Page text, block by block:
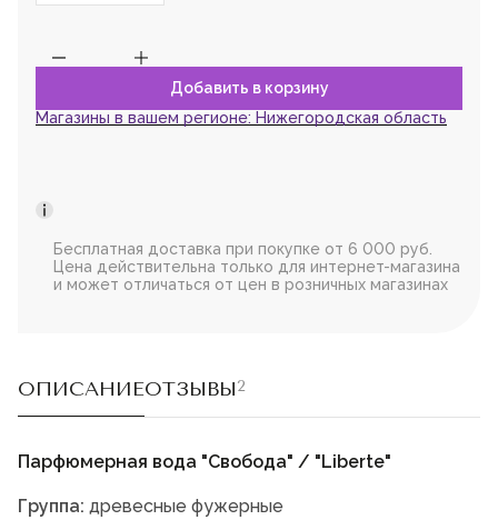
Магазины в вашем регионе: Нижегородская область
Бесплатная доставка при покупке от 6 000 руб.
Цена действительна только для интернет-магазина
и может отличаться от цен в розничных магазинах
ОПИСАНИЕОТЗЫВЫ2
Парфюмерная вода "Свобода" / "Liberte"
Группа: древесные фужерные